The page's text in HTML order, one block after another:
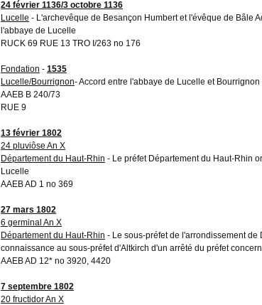
24 février 1136/3 octobre 1136
Lucelle - L'archevêque de Besançon Humbert et l'évêque de Bâle
l'abbaye de Lucelle
RUCK 69 RUE 13 TRO I/263 no 176
Fondation - 1535
Lucelle/Bourrignon- Accord entre l'abbaye de Lucelle et
AAEB B 240/73
RUE 9
13 février 1802
24 pluviôse An X
Département du Haut-Rhin - Le préfet Département du Haut-Rhin
Lucelle
AAEB AD 1 no 369
27 mars 1802
6 germinal An X
Département du Haut-Rhin - Le sous-préfet de l'arrondissement
connaissance au sous-préfet d'Altkirch d'un arrêté du préfet
AAEB AD 12* no 3920, 4420
7 septembre 1802
20 fructidor An X